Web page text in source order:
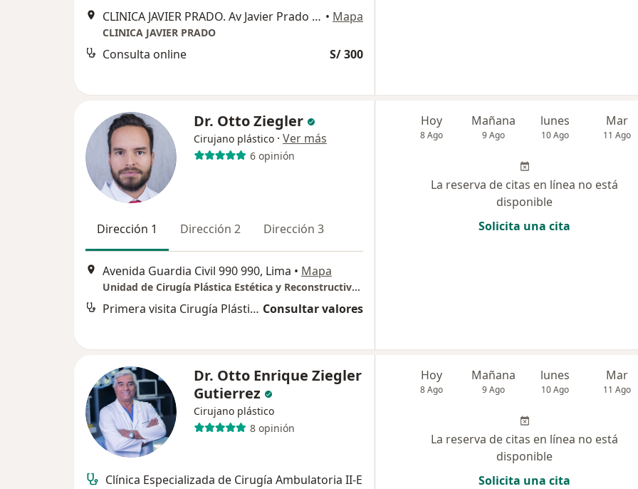
CLINICA JAVIER PRADO. Av Javier Prado Este 499, 2do piso Of. 215, San Isidro • Mapa
CLINICA JAVIER PRADO
Consulta online S/ 300
Dr. Otto Ziegler
Cirujano plástico · Ver más
6 opinión
Dirección 1 Dirección 2 Dirección 3
Avenida Guardia Civil 990 990, Lima • Mapa
Unidad de Cirugía Plástica Estética y Reconstructiva Clínica Ziegler
Primera visita Cirugía Plástica y Reparadora Consultar valores
Hoy
8 Ago
Mañana
9 Ago
lunes
10 Ago
Mar
11 Ago
La reserva de citas en línea no está
disponible
Solicita una cita
Dr. Otto Enrique Ziegler
Gutierrez
Cirujano plástico
8 opinión
Clínica Especializada de Cirugía Ambulatoria II-E
Hoy
8 Ago
Mañana
9 Ago
lunes
10 Ago
Mar
11 Ago
La reserva de citas en línea no está
disponible
Solicita una cita